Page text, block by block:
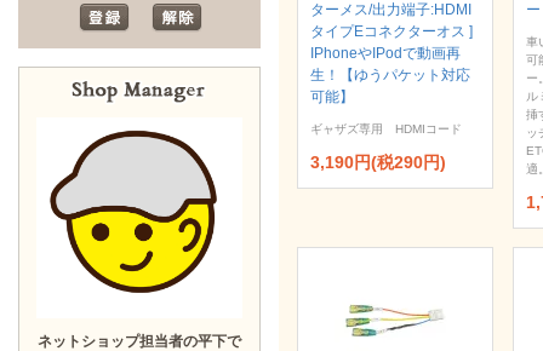
ターメス/出力端子:HDMI
タイプEコネクターオス ]
IPhoneやIPodで動画再
生！【ゆうパケット対応
可能】
ギャザズ専用 HDMIコード
3,190円(税290円)
車
可
ー
ル
挿
ッ
適
ネットショップ担当者の平下で